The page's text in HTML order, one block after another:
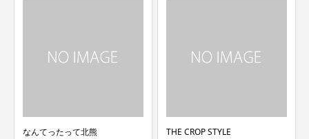
なんてったって北熊 THE CROP STYLE